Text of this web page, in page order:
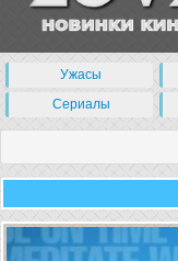
Ужасы
Сериалы